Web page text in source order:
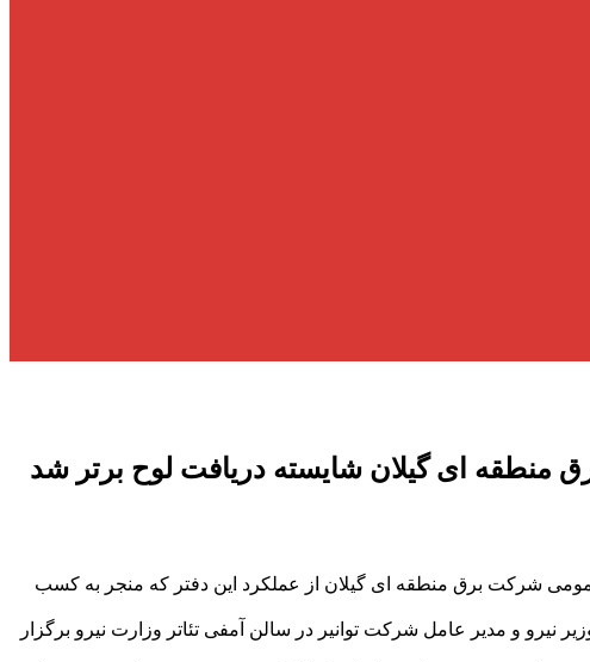
منطقه ای گیلان شایسته دریافت لوح برتر شد
شرکت برق منطقه ای گیلان از عملکرد این دفتر که منجر به کسب
و مدیر عامل شرکت توانیر در سالن آمفی تئاتر وزارت نیرو برگزار